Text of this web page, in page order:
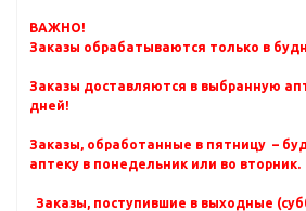
ВАЖНО!
Заказы обрабатываются только в
Заказы доставляются в выбранную
дней!
Заказы, обработанные в пятницу –
аптеку в понедельник или во вторник.
Заказы, поступившие в выходные